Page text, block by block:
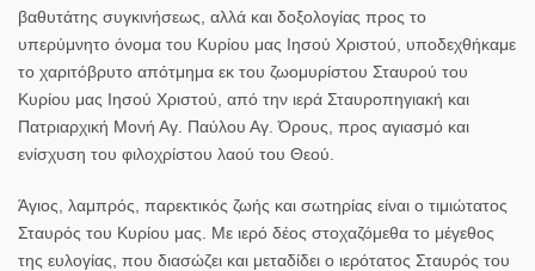
βαθυτάτης συγκινήσεως, αλλά και δοξολογίας προς το
υπερύμνητο όνομα του Κυρίου μας Ιησού Χριστού, υποδεχθήκαμε
το χαριτόβρυτο απότμημα εκ του ζωομυρίστου Σταυρού του
Κυρίου μας Ιησού Χριστού, από την ιερά Σταυροπηγιακή και
Πατριαρχική Μονή Αγ. Παύλου Αγ. Όρους, προς αγιασμό και
ενίσχυση του φιλοχρίστου λαού του Θεού.
Άγιος, λαμπρός, παρεκτικός ζωής και σωτηρίας είναι ο τιμιώτατος
Σταυρός του Κυρίου μας. Με ιερό δέος στοχαζόμεθα το μέγεθος
της ευλογίας, που διασώζει και μεταδίδει ο ιερότατος Σταυρός του